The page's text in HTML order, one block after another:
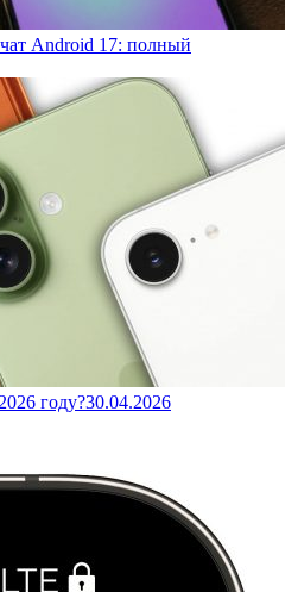
Android 17: полный
году?30.04.2026